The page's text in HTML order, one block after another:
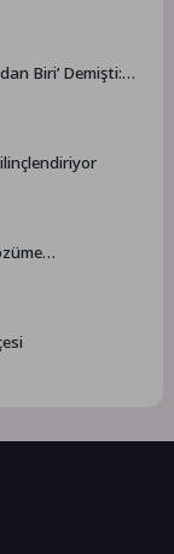
Biri’ Demişti:
Veda